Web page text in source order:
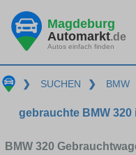
Magdeburg
Automarkt.de
Autos einfach finden
❯ SUCHEN ❯ BMW
gebrauchte BMW
BMW 320